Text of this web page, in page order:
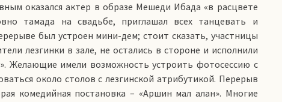
оказался актер в образе Мешеди Ибада «в расцвете
тамада на свадьбе, приглашал всех танцевать и
был устроен мини-дем; стоит сказать, участницы
лезгинки в зале, не остались в стороне и исполнили
Желающие имели возможность устроить фотосессию с
около столов с лезгинской атрибутикой. Перерыв
комедийная постановка – «Аршин мал алан». Многие